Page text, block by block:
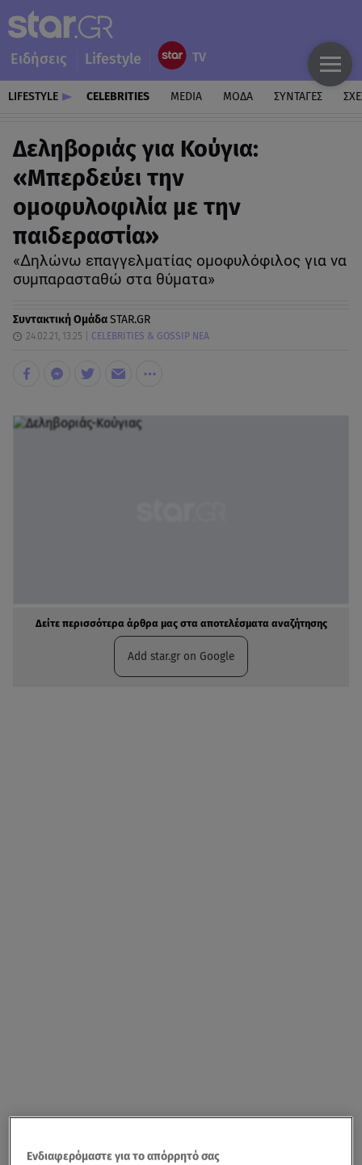
Ειδήσεις Lifestyle
LIFESTYLE CELEBRITIES MEDIA ΜΟΔΑ ΣΥΝΤΑΓΕΣ
Δεληβοριάς για Κούγια:
«Μπερδεύει την
ομοφυλοφιλία με την
παιδεραστία»
«Δηλώνω επαγγελματίας ομοφυλόφιλος για να
συμπαρασταθώ στα θύματα»
Συντακτική ΟμάδαSTAR.GR
24.02.21, 13:25 CELEBRITIES & GOSSIP ΝΕΑ
Δείτε περισσότερα άρθρα μας στα αποτελέσματα αναζήτησης
Add star.gr on Google
Ενδιαφερόμαστε για το απόρρητό σας